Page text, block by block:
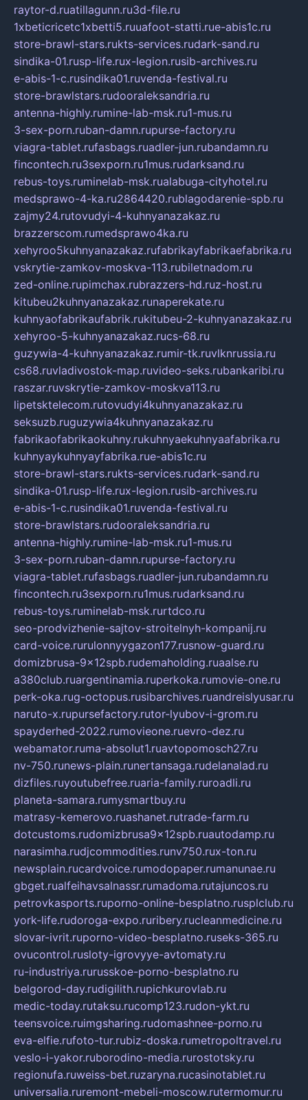
raytor-d.ruatillagunn.ru3d-file.ru
1xbeticricetc1xbetti5.ruuafoot-statti.rue-abis1c.ru
store-brawl-stars.rukts-services.rudark-sand.ru
sindika-01.rusp-life.rux-legion.rusib-archives.ru
e-abis-1-c.rusindika01.ruvenda-festival.ru
store-brawlstars.rudooraleksandria.ru
antenna-highly.rumine-lab-msk.ru1-mus.ru
3-sex-porn.ruban-damn.rupurse-factory.ru
viagra-tablet.rufasbags.ruadler-jun.rubandamn.ru
fincontech.ru3sexporn.ru1mus.rudarksand.ru
rebus-toys.ruminelab-msk.rualabuga-cityhotel.ru
medsprawo-4-ka.ru2864420.rublagodarenie-spb.ru
zajmy24.rutovudyi-4-kuhnyanazakaz.ru
brazzerscom.rumedsprawo4ka.ru
xehyroo5kuhnyanazakaz.rufabrikayfabrikaefabrika.ru
vskrytie-zamkov-moskva-113.rubiletnadom.ru
zed-online.rupimchax.rubrazzers-hd.ruz-host.ru
kitubeu2kuhnyanazakaz.runaperekate.ru
kuhnyaofabrikaufabrik.rukitubeu-2-kuhnyanazakaz.ru
xehyroo-5-kuhnyanazakaz.rucs-68.ru
guzywia-4-kuhnyanazakaz.rumir-tk.ruvlknrussia.ru
cs68.ruvladivostok-map.ruvideo-seks.rubankaribi.ru
raszar.ruvskrytie-zamkov-moskva113.ru
lipetsktelecom.rutovudyi4kuhnyanazakaz.ru
seksuzb.ruguzywia4kuhnyanazakaz.ru
fabrikaofabrikaokuhny.rukuhnyaekuhnyaafabrika.ru
kuhnyaykuhnyayfabrika.rue-abis1c.ru
store-brawl-stars.rukts-services.rudark-sand.ru
sindika-01.rusp-life.rux-legion.rusib-archives.ru
e-abis-1-c.rusindika01.ruvenda-festival.ru
store-brawlstars.rudooraleksandria.ru
antenna-highly.rumine-lab-msk.ru1-mus.ru
3-sex-porn.ruban-damn.rupurse-factory.ru
viagra-tablet.rufasbags.ruadler-jun.rubandamn.ru
fincontech.ru3sexporn.ru1mus.rudarksand.ru
rebus-toys.ruminelab-msk.rurtdco.ru
seo-prodvizhenie-sajtov-stroitelnyh-kompanij.ru
card-voice.rurulonnyygazon177.rusnow-guard.ru
domizbrusa-9x12spb.rudemaholding.ruaalse.ru
a380club.ruargentinamia.ruperkoka.rumovie-one.ru
perk-oka.rug-octopus.rusibarchives.ruandreislyusar.ru
naruto-x.rupursefactory.rutor-lyubov-i-grom.ru
spayderhed-2022.rumovieone.ruevro-dez.ru
webamator.ruma-absolut1.ruavtopomosch27.ru
nv-750.runews-plain.runertansaga.rudelanalad.ru
dizfiles.ruyoutubefree.ruaria-family.ruroadli.ru
planeta-samara.rumysmartbuy.ru
matrasy-kemerovo.ruashanet.rutrade-farm.ru
dotcustoms.rudomizbrusa9x12spb.ruautodamp.ru
narasimha.rudjcommodities.runv750.rux-ton.ru
newsplain.rucardvoice.rumodopaper.rumanunae.ru
gbget.rualfeihavsalnassr.rumadoma.rutajuncos.ru
petrovkasports.ruporno-online-besplatno.rusplclub.ru
york-life.rudoroga-expo.ruribery.rucleanmedicine.ru
slovar-ivrit.ruporno-video-besplatno.ruseks-365.ru
ovucontrol.rusloty-igrovyye-avtomaty.ru
ru-industriya.rurusskoe-porno-besplatno.ru
belgorod-day.rudigilith.rupichkurovlab.ru
medic-today.rutaksu.rucomp123.rudon-ykt.ru
teensvoice.ruimgsharing.rudomashnee-porno.ru
eva-elfie.rufoto-tur.rubiz-doska.rumetropoltravel.ru
veslo-i-yakor.ruborodino-media.rurostotsky.ru
regionufa.ruweiss-bet.ruzaryna.rucasinotablet.ru
universalia.ruremont-mebeli-moscow.rutermomur.ru